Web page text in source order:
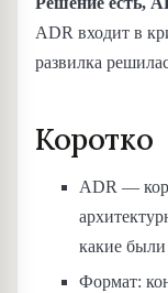
ADR входит в
развилка
Коротко
ADR —
какие были
Формат: